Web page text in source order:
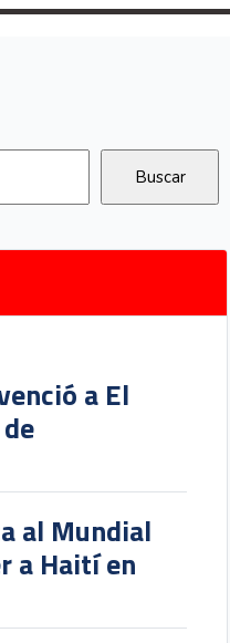
a El
al Mundial
a Haití en